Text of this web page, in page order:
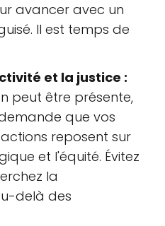
avancer avec un
Il est temps de
et la justice :
peut être présente,
que vos
reposent sur
et l'équité. Évitez
la
delà des